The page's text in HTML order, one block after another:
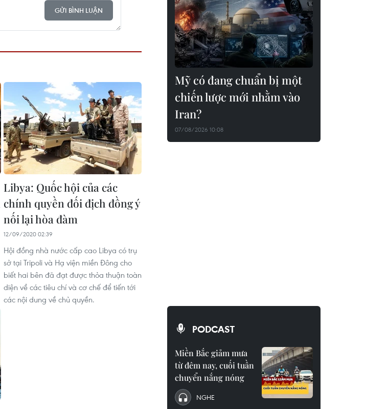
GỬI BÌNH LUẬN
Libya: Quốc hội của các
chính quyền đối địch đồng ý
nối lại hòa đàm
12/09/2020 02:39
Hội đồng nhà nước cấp cao Libya có trụ
sở tại Tripoli và Hạ viện miền Đông cho
biết hai bên đã đạt được thỏa thuận toàn
diện về các tiêu chí và cơ chế để tiến tới
các nội dung về chủ quyền.
Mỹ có đang chuẩn bị một
chiến lược mới nhằm vào
Iran?
07/08/2026 10:08
PODCAST
Miền Bắc giảm mưa
từ đêm nay, cuối tuần
chuyển nắng nóng
NGHE